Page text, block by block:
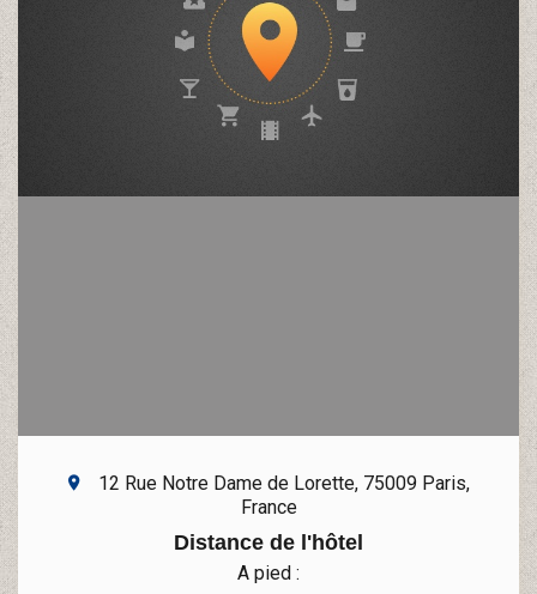
12 Rue Notre Dame de Lorette, 75009 Paris,
France
Distance de l'hôtel
A pied :